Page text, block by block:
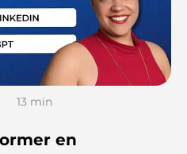
13 min
en